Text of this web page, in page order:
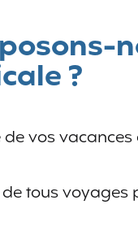
?
de vos
de tous